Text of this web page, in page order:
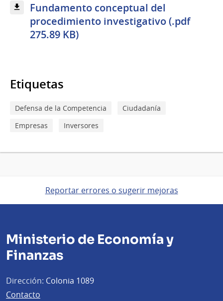
Fundamento conceptual del
procedimiento investigativo (.pdf
275.89 KB)
Etiquetas
Defensa de la Competencia
Ciudadanía
Empresas
Inversores
Reportar errores o sugerir mejoras
Ministerio de Economía y
Finanzas
Dirección: Colonia 1089
Contacto